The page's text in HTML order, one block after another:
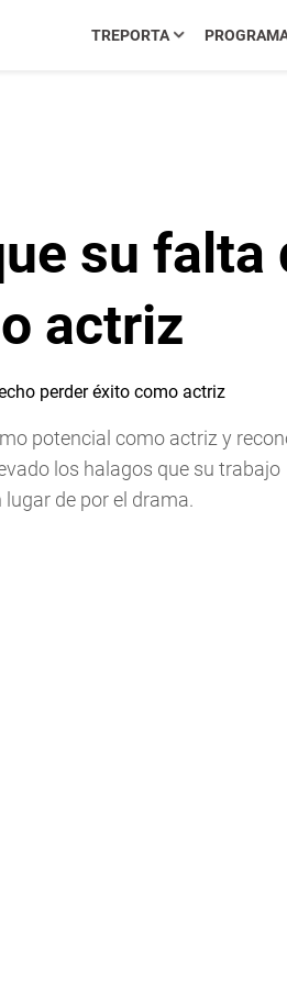
TREPORTA
su falta
actriz
potencial como actriz y
los halagos que su trabajo
de por el drama.